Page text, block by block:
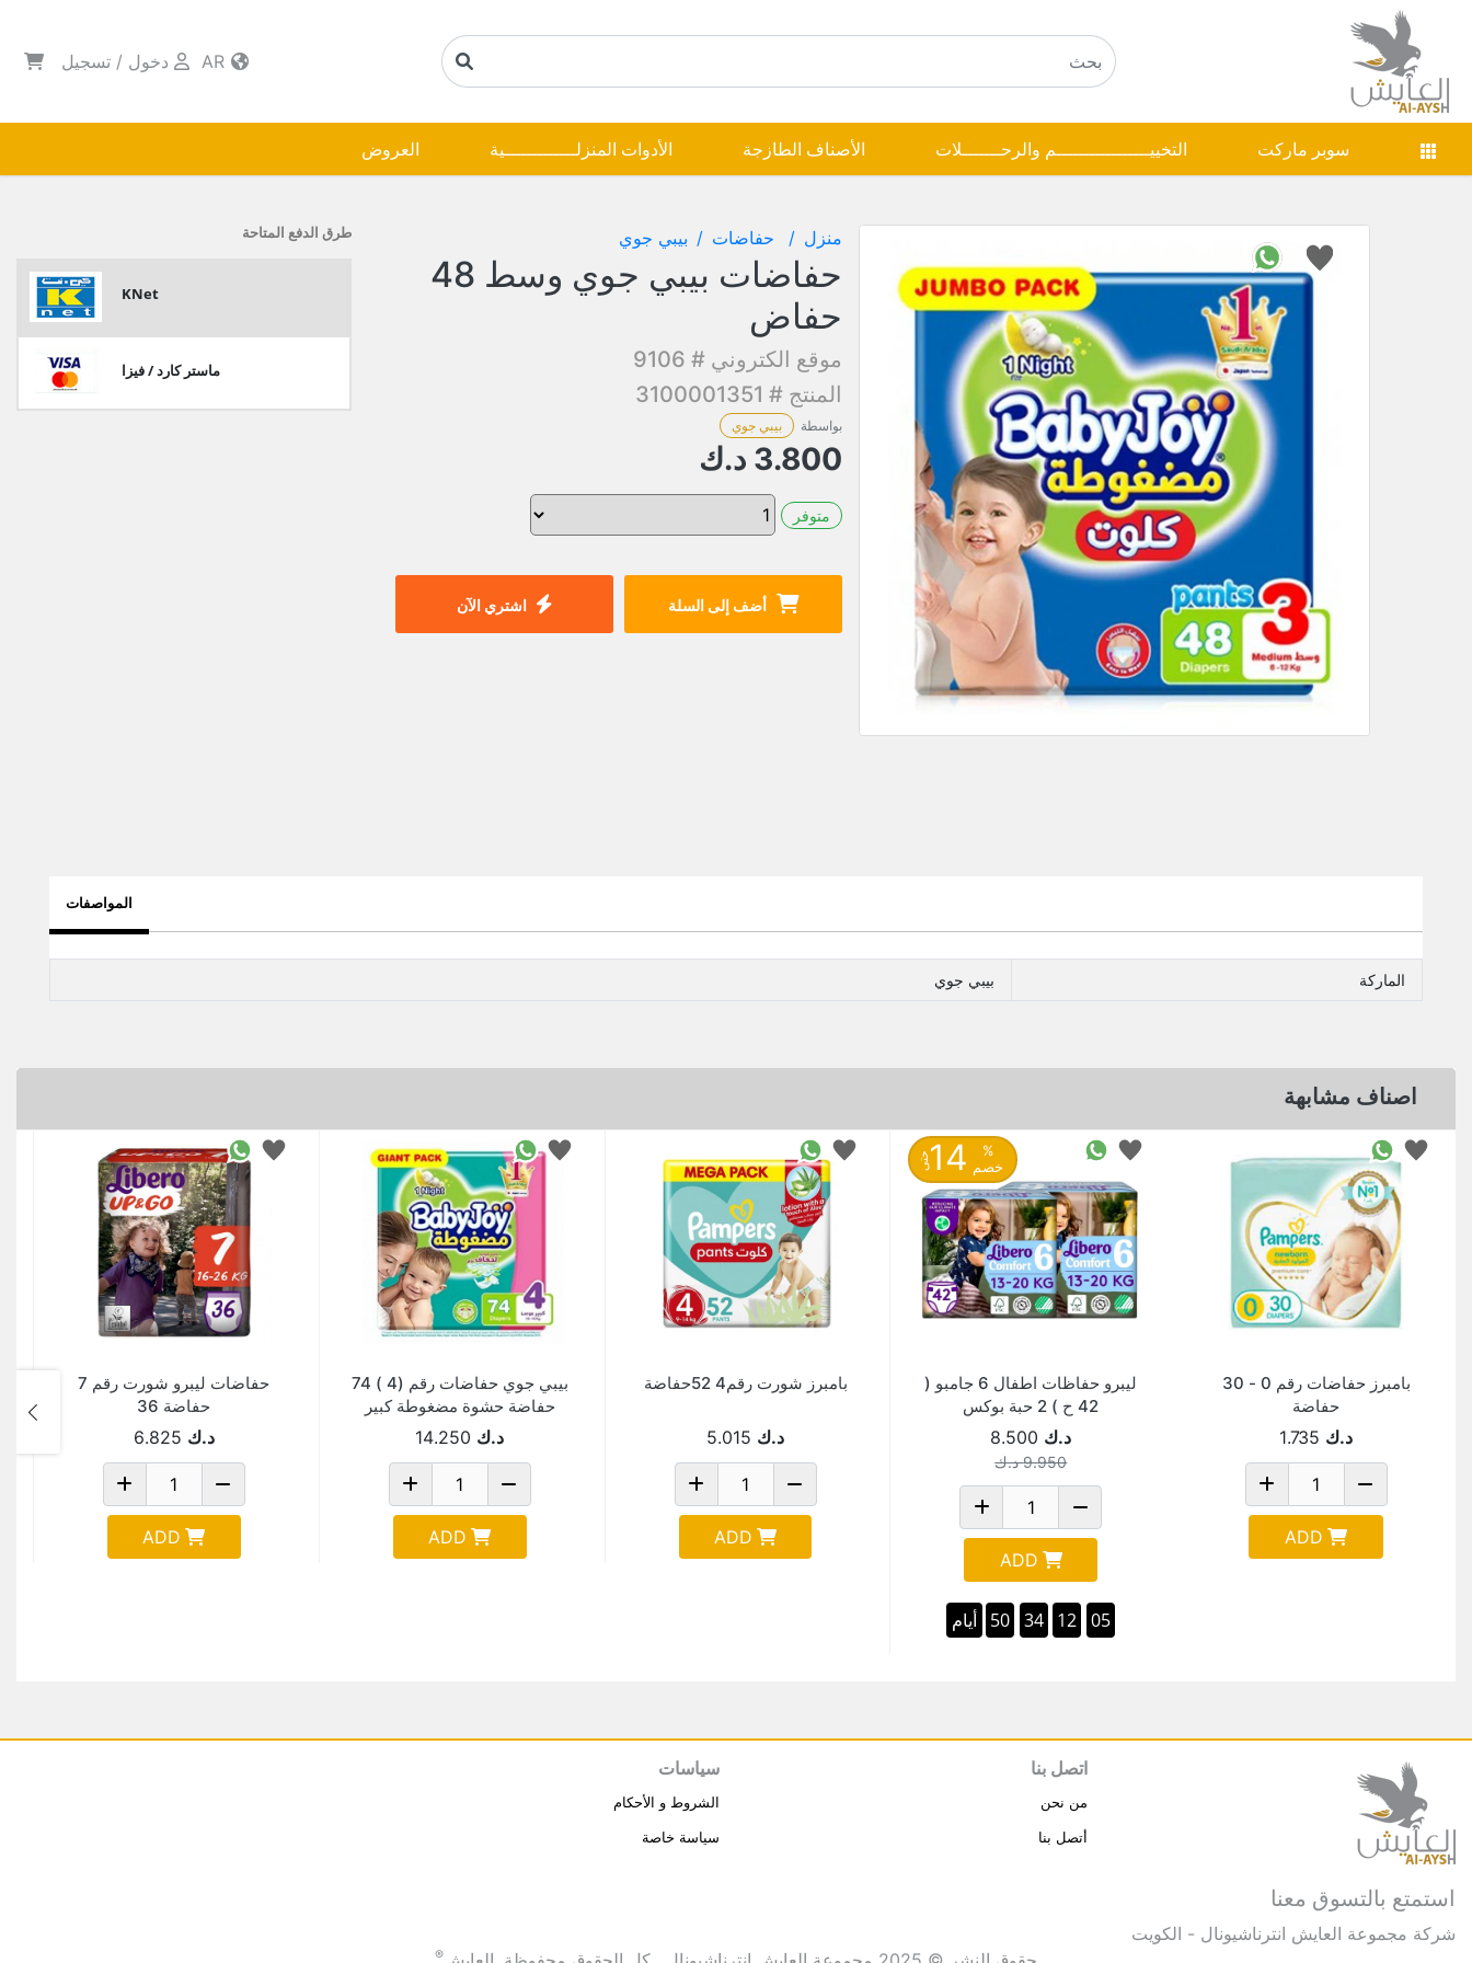
دخول / تسجيل
سوبر ماركت التخييـــــــــــــــــم والرحـــــــلات الأصناف الطازجة الأدوات المنزلـــــــــــــية العروض
منزل حفاضات بيبي جوي
حفاضات بيبي جوي وسط 48
حفاض
موقع الكتروني # 9106
المنتج # 3100001351
بواسطة بيبي جوي
3.800 د.ك
متوفر
أضف إلى السلة اشتري الآن
طرق الدفع المتاحة
KNet
ماستر كارد / فيزا
المواصفات
الماركة بيبي جوي
اصناف مشابهة
بامبرز حفاضات رقم 0 - 30
حفاضة
د.ك 1.735
ADD
حتى14
%
خصم
ليبرو حفاظات اطفال 6 جامبو (
42 ح ) 2 حبة بوكس
د.ك 8.500
9.950د.ك
ADD
05
12
34
50 أيام
بامبرز شورت رقم4 52حفاضة
د.ك 5.015
ADD
بيبي جوي حفاضات رقم (4 ) 74
حفاضة حشوة مضغوطة كبير
Pack Of 3د.ك 14.250
ADD
حفاضات ليبرو شورت رقم 7
حفاضة 36
د.ك 6.825
ADD
استمتع بالتسوق معنا
شركة مجموعة العايش انترناشيونال - الكويت
اتصل بنا
من نحن
أتصل بنا
سياسات
الشروط و الأحكام
سياسة خاصة
®